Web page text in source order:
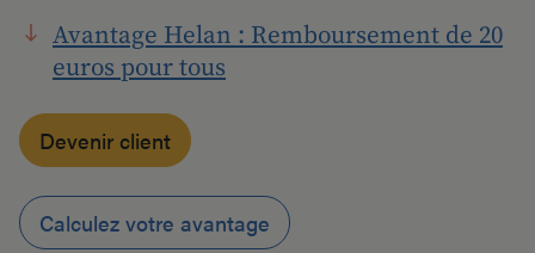
Avantage Helan : Remboursement de 20
euros pour tous
Devenir client
Calculez votre avantage